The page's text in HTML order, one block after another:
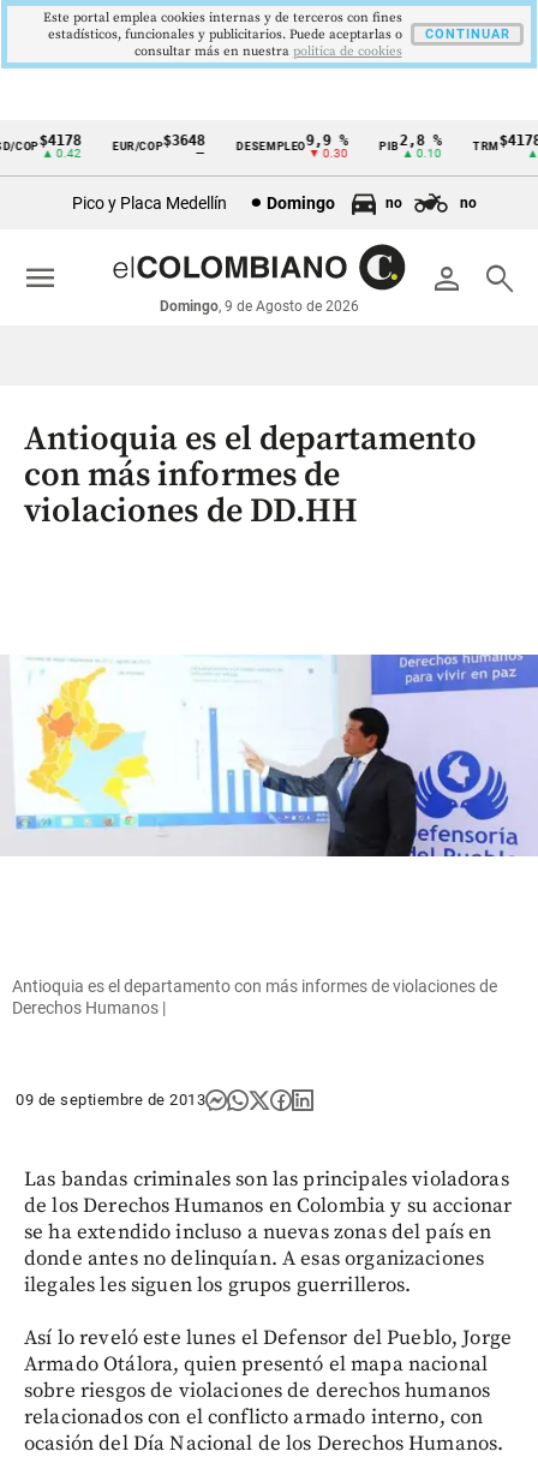
Cintillo
económicos
Colombia
$4178
▲ 0.42
EUR/COP$3648 DESEMPLEO9,9 %
▼ 0.30
2,8 %
▲ 0.10
TRM
▲
Pico y Placa Medellín Domingo no no
person search
Domingo, 9 de Agosto de 2026
menu
Antioquia es el departamento
con más informes de
violaciones de DD.HH
Antioquia es el departamento con más informes de violaciones de
Derechos Humanos |
09 de septiembre de 2013
Las bandas criminales son las principales violadoras
de los Derechos Humanos en Colombia y su accionar
se ha extendido incluso a nuevas zonas del país en
donde antes no delinquían. A esas organizaciones
ilegales les siguen los grupos guerrilleros.
Así lo reveló este lunes el Defensor del Pueblo, Jorge
Armado Otálora, quien presentó el mapa nacional
sobre riesgos de violaciones de derechos humanos
relacionados con el conflicto armado interno, con
ocasión del Día Nacional de los Derechos Humanos.
Este portal emplea cookies internas y de terceros con fines
estadísticos, funcionales y publicitarios. Puede aceptarlas o
consultar más en nuestra politica de cookies
CONTINUAR